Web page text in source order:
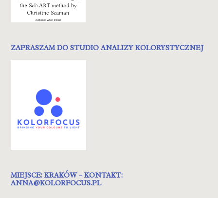
ZAPRASZAM DO STUDIO ANALIZY KOLORYSTYCZNEJ
MIEJSCE: KRAKÓW – KONTAKT:
ANNA@KOLORFOCUS.PL